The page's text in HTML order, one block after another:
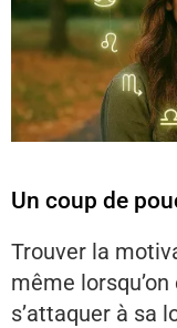
Un coup de
Trouver la
même
s’attaquer à sa